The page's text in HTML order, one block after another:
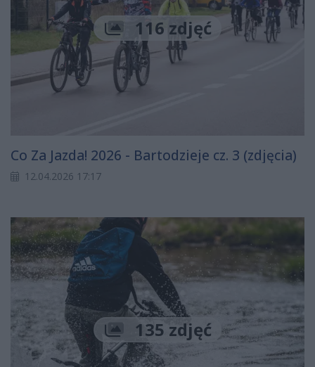
116 zdjęć
Co Za Jazda! 2026 - Bartodzieje cz. 3 (zdjęcia)
12.04.2026 17:17
135 zdjęć